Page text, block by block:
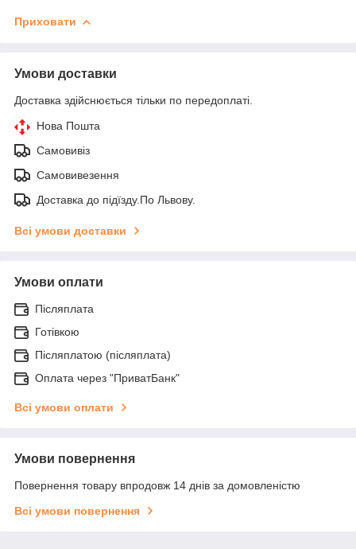
Приховати
Умови доставки
Доставка здійснюється тільки по передоплаті.
Нова Пошта
Самовивіз
Самовивезення
Доставка до підїзду.По Львову.
Всі умови доставки
Умови оплати
Післяплата
Готівкою
Післяплатою (післяплата)
Оплата через "ПриватБанк"
Всі умови оплати
Умови повернення
Повернення товару впродовж 14 днів за домовленістю
Всі умови повернення